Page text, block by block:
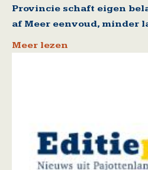
Provincie schaft eigen
af Meer eenvoud, minder
Meer lezen